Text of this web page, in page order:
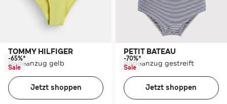
TOMMY HILFIGER
Badeanzug gelb
-65%*
Sale
Jetzt shoppen
PETIT BATEAU
Badeanzug gestreift
-70%*
Sale
Jetzt shoppen